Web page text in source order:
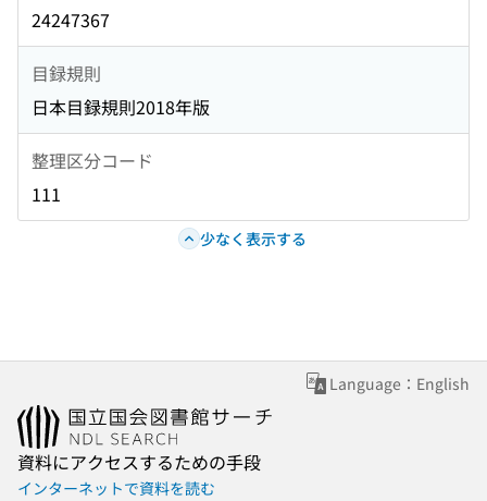
24247367
目録規則
日本目録規則2018年版
整理区分コード
111
少なく表示する
Language：English
資料にアクセスするための手段
インターネットで資料を読む